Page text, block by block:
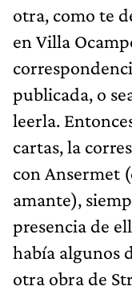
otra, como te
en Villa
publicada, o
leerla.
cartas, la
con Ansermet
amante),
presencia de
había algunos
otra obra de